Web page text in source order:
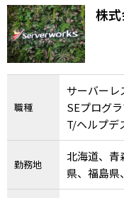
株
職種
サーバーレ
SEプログ
T/ヘルプデ
勤務地
北海道、青
県、福島県
千葉県、東